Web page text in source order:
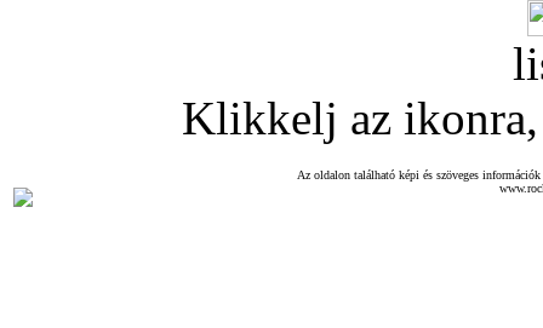
Klikkelj az ikonra,
Az oldalon található képi és szöveges információk